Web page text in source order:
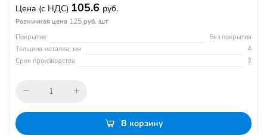
Цена (с НДС) 105.6 руб.
Розничная цена 125 руб. /шт
Покрытие
Без покрытия
Толщина металла, мм
4
Срок производства
3
В корзину